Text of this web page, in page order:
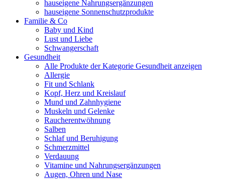
hauseigene Nahrungsergänzungen
hauseigene Sonnenschutzprodukte
Familie & Co
Baby und Kind
Lust und Liebe
Schwangerschaft
Gesundheit
Alle Produkte der Kategorie Gesundheit anzeigen
Allergie
Fit und Schlank
Kopf, Herz und Kreislauf
Mund und Zahnhygiene
Muskeln und Gelenke
Raucherentwöhnung
Salben
Schlaf und Beruhigung
Schmerzmittel
Verdauung
Vitamine und Nahrungsergänzungen
Augen, Ohren und Nase